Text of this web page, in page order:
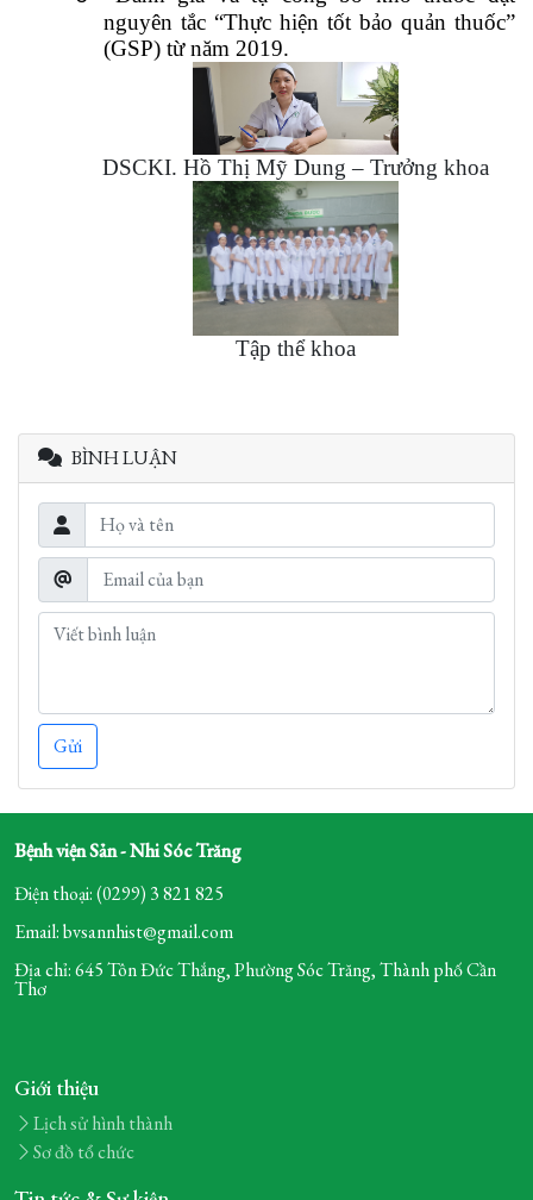
nguyên tắc “Thực hiện tốt bảo quản thuốc”
(GSP) từ năm 2019.
DSCKI. Hồ Thị Mỹ Dung – Trưởng khoa
Tập thể khoa
BÌNH LUẬN
Gửi
Bệnh viện Sản - Nhi Sóc Trăng
Điện thoại: (0299) 3 821 825
Email: bvsannhist@gmail.com
Địa chỉ: 645 Tôn Đức Thắng, Phường Sóc Trăng,Thành phố Cần
Thơ
Giới thiệu
Lịch sử hình thành
Sơ đồ tổ chức